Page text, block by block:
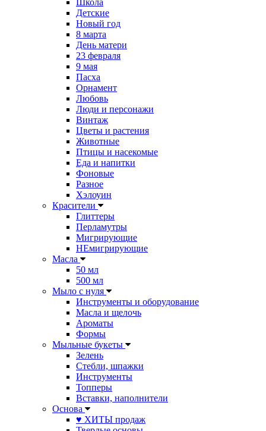
Школа
Детские
Новый год
8 марта
День матери
23 февраля
9 мая
Пасха
Орнамент
Любовь
Люди и персонажи
Винтаж
Цветы и растения
Животные
Птицы и насекомые
Еда и напитки
Фоновые
Разное
Хэлоуин
Красители
Глиттеры
Перламутры
Мигрирующие
НЕмигрирующие
Масла
50 мл
500 мл
Мыло с нуля
Инструменты и оборудование
Масла и щелочь
Ароматы
Формы
Мыльные букеты
Зелень
Стебли, шпажки
Инструменты
Топперы
Вставки, наполнители
Основа
♥ ХИТЫ продаж